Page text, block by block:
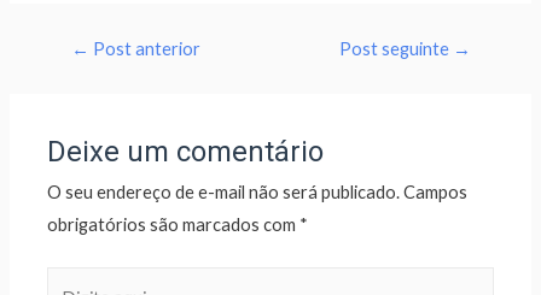
← Post anterior Post seguinte →
Deixe um comentário
O seu endereço de e-mail não será publicado.Campos
obrigatórios são marcados com *